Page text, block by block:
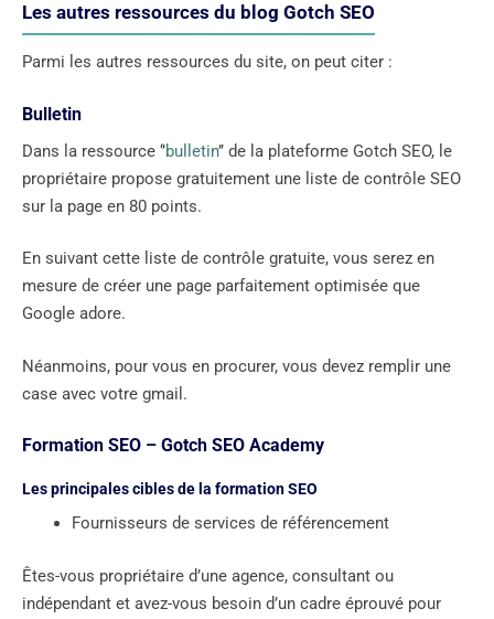
Les autres ressources du blog Gotch SEO
Parmi les autres ressources du site, on peut citer :
Bulletin
Dans la ressource ‘’bulletin’’ de la plateforme Gotch SEO, le
propriétaire propose gratuitement une liste de contrôle SEO
sur la page en 80 points.
En suivant cette liste de contrôle gratuite, vous serez en
mesure de créer une page parfaitement optimisée que
Google adore.
Néanmoins, pour vous en procurer, vous devez remplir une
case avec votre gmail.
Formation SEO – Gotch SEO Academy
Les principales cibles de la formation SEO
Fournisseurs de services de référencement
Êtes-vous propriétaire d’une agence, consultant ou
indépendant et avez-vous besoin d’un cadre éprouvé pour